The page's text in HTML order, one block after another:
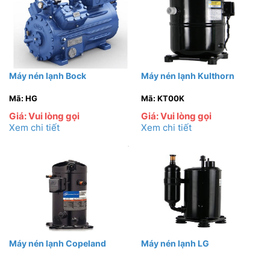
Máy nén lạnh Bock
Mã: HG
Giá: Vui lòng gọi
Xem chi tiết
Máy nén lạnh Kulthorn
Mã: KT00K
Giá: Vui lòng gọi
Xem chi tiết
Máy nén lạnh Copeland Máy nén lạnh LG